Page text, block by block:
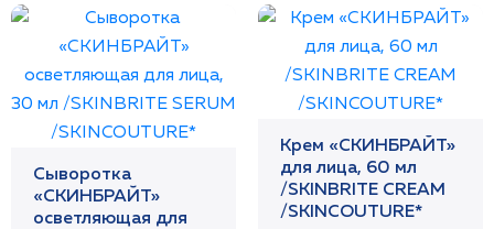
Сыворотка
«СКИНБРАЙТ»
осветляющая для
Крем «СКИНБРАЙТ»
для лица, 60 мл
/SKINBRITE CREAM
/SKINCOUTURE*